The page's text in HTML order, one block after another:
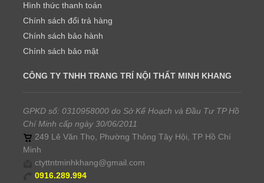
Hình thức thanh toán
Chính sách đổi trả hàng
Chính sách bảo hành
Chính sách bảo mật
CÔNG TY TNHH TRANG TRÍ NỘI THẤT MINH KHANG
GPKD số: 0310958000 do Sở Kế Hoạch và Đầu Tư TP Hồ
Chí Minh cấp ngày 30/06/2011
249 Lê Văn Thọ, Phường Thông Tây Hội, TP Hồ Chí
Minh
ctyttntminhkhang@gmail.com
0916.289.994